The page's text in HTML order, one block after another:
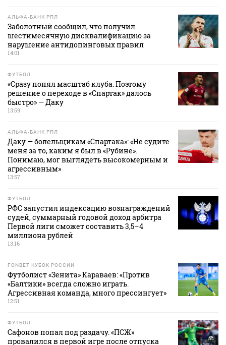
АЛЬФА-БАНК РПЛ
Заболотный сообщил, что получил
шестимесячную дисквалификацию за
нарушение антидопинговых правил
14:01
ФУТБОЛ
«Сразу понял масштаб клуба. Поэтому
решение о переходе в «Спартак» далось
быстро» — Даку
13:59
АЛЬФА-БАНК РПЛ
Даку — болельщикам «Спартака»: «Не судите
меня за то, каким я был в «Рубине».
Понимаю, мог выглядеть высокомерным и
агрессивным»
13:57
ФУТБОЛ
РФС запустил индексацию вознаграждений
судей, суммарный годовой доход арбитра
Первой лиги сможет составить 3,5–4
миллиона рублей
13:16
FONBET КУБОК РОССИИ
Футболист «Зенита» Караваев: «Против
«Балтики» всегда сложно играть.
Агрессивная команда, много прессингует»
12:51
ФУТБОЛ
Сафонов попал под раздачу. «ПСЖ»
провалился в первой игре после отпуска